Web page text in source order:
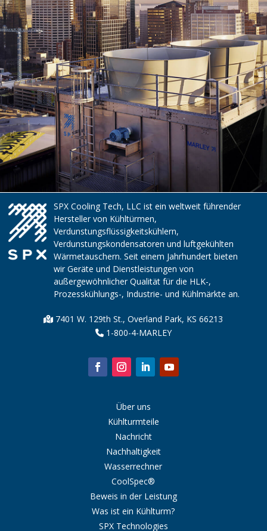
SPX Cooling Tech, LLC ist ein weltweit führender
Hersteller von Kühltürmen,
Verdunstungsflüssigkeitskühlern,
Verdunstungskondensatoren und luftgekühlten
Wärmetauschern. Seit einem Jahrhundert bieten
wir Geräte und Dienstleistungen von
außergewöhnlicher Qualität für die HLK-,
Prozesskühlungs-, Industrie- und Kühlmärkte an.
7401 W. 129th St., Overland Park, KS 66213
1-800-4-MARLEY
Über uns
Kühlturmteile
Nachricht
Nachhaltigkeit
Wasserrechner
CoolSpec®
Beweis in der Leistung
Was ist ein Kühlturm?
SPX Technologies